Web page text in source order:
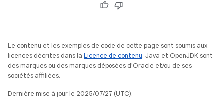
Le contenu et les exemples de code de cette page sont soumis aux
licences décrites dans la Licence de contenu. Java et OpenJDK sont
des marques ou des marques déposées d'Oracle et/ou de ses
sociétés affiliées.
Dernière mise à jour le 2025/07/27 (UTC).